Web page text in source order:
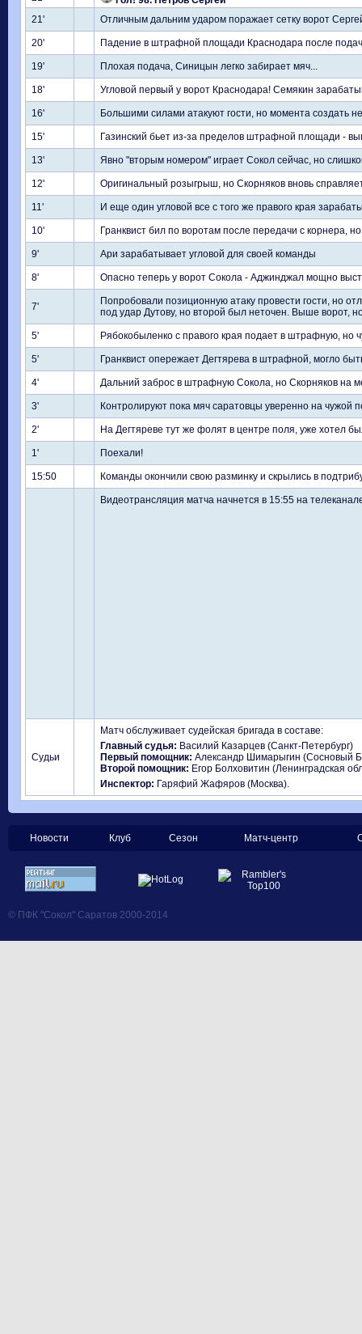
21'
Отличным дальним ударом поражает сетку ворот
20' Падение в штрафной площади Краснодара после
19' Плохая подача, Синицын легко забирает мяч...
18' Угловой первый у ворот Краснодара! Семякин
16' Большими силами атакуют гости, но момента создать
15' Газинский бьет из-за пределов штрафной площади -
13' Явно "вторым номером" играет Сокол сейчас, но
12' Оригинальный розыгрыш, но Скорняков вновь
11' И еще один угловой все с того же правого края
10' Гранквист бил по воротам после передачи с корнера,
9' Ари зарабатывает угловой для своей команды
8' Опасно теперь у ворот Сокола - Аджинджал мощно
7'
Попробовали позиционную атаку провести гости, но
под удар Дутову, но второй был неточен. Выше ворот,
5' Рябокобыленко с правого края подает в штрафную, но
5' Гранквист опережает Дегтярева в штрафной, могло
4' Дальний заброс в штрафную Сокола, но Скорняков на
3' Контролируют пока мяч саратовцы уверенно на чужой
2' На Дегтяреве тут же фолят в центре поля, уже хотел
1' Поехали!
15:50 Команды окончили свою разминку и скрылись в
Видеотрансляция матча начнется в 15:55 на
Судьи
Матч обслуживает судейская бригада в составе:
Главный судья: Василий Казарцев (Санкт-Петербург)
Первый помощник: Александр Шимарыгин (Сосновый
Второй помощник: Егор Болховитин (Ленинградская
Инспектор: Гаряфий Жафяров (Москва).
Новости Клуб Сезон Матч-центр
© ПФК "Сокол" Саратов 2000-2014